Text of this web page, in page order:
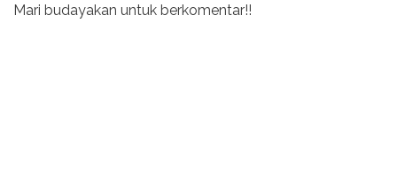
Mari budayakan untuk berkomentar!!